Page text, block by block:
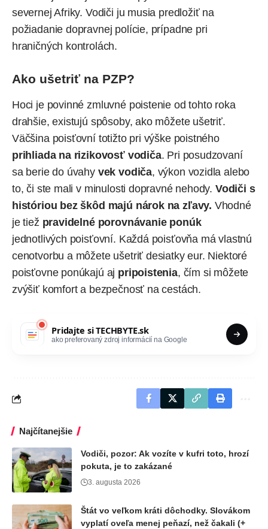
severnej Afriky. Vodiči ju musia predložiť na
požiadanie dopravnej polície, prípadne pri
hraničných kontrolách.
Ako ušetriť na PZP?
Hoci je povinné zmluvné poistenie od tohto roka
drahšie, existujú spôsoby, ako môžete ušetriť.
Väčšina poisťovní totižto pri výške poistného
prihliada na rizikovosť vodiča. Pri posudzovaní
sa berie do úvahy vek vodiča, výkon vozidla alebo
to, či ste mali v minulosti dopravné nehody. Vodiči s
históriou bez škôd majú nárok na zľavy. Vhodné
je tiež pravidelné porovnávanie ponúk
jednotlivých poisťovní. Každá poisťovňa má vlastnú
cenotvorbu a môžete ušetriť desiatky eur. Niektoré
poisťovne ponúkajú aj pripoistenia, čím si môžete
zvýšiť komfort a bezpečnosť na cestách.
Pridajte siTECHBYTE.sk
ako preferovaný zdroj informácií na Google
Najčítanejšie
Vodiči, pozor: Ak vozíte v kufri toto, hrozí
pokuta, je to zakázané
3. augusta 2026
Štát vo veľkom kráti dôchodky. Slovákom
vyplatí oveľa menej peňazí, než čakali (+